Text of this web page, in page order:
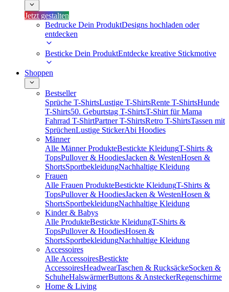
Jetzt gestalten
Bedrucke Dein ProduktDesigns hochladen oder
entdecken
Besticke Dein ProduktEntdecke kreative Stickmotive
Shoppen
Bestseller
Sprüche T-ShirtsLustige T-ShirtsRente T-ShirtsHunde
T-Shirts50. Geburtstag T-ShirtsT-Shirt für Mama
Fahrrad T-ShirtPartner T-ShirtsRetro T-ShirtsTassen mit
SprüchenLustige StickerAbi Hoodies
Männer
Alle Männer ProdukteBestickte KleidungT-Shirts &
TopsPullover & HoodiesJacken & WestenHosen &
ShortsSportbekleidungNachhaltige Kleidung
Frauen
Alle Frauen ProdukteBestickte KleidungT-Shirts &
TopsPullover & HoodiesJacken & WestenHosen &
ShortsSportbekleidungNachhaltige Kleidung
Kinder & Babys
Alle ProdukteBestickte KleidungT-Shirts &
TopsPullover & HoodiesHosen &
ShortsSportbekleidungNachhaltige Kleidung
Accessoires
Alle AccessoiresBestickte
AccessoiresHeadwearTaschen & RucksäckeSocken &
SchuheHalswärmerButtons & AnsteckerRegenschirme
Home & Living